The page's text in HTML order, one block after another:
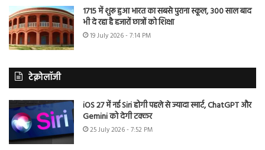
1715 में शुरू हुआ भारत का सबसे पुराना स्कूल, 300 साल बाद
भी दे रहा है हजारों छात्रों को शिक्षा
19 July 2026 - 7:14 PM
टेक्नोलॉजी
iOS 27 में नई Siri होगी पहले से ज्यादा स्मार्ट, ChatGPT और
Gemini को देगी टक्कर
25 July 2026 - 7:52 PM